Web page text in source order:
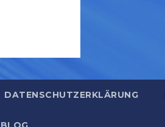
DATENSCHUTZERKLÄRUNG